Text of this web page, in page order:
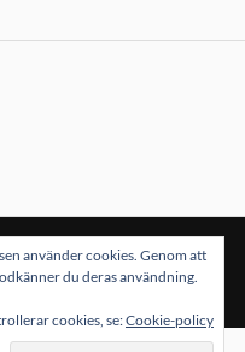
AVANDERS NORÉN
använder cookies. Genom att
du deras användning.
cookies, se:Cookie-policy